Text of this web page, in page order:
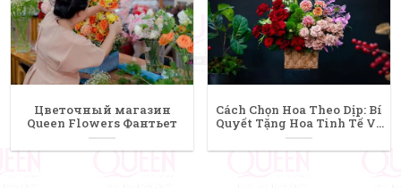
Цветочный магазин
Queen Flowers Фантьет
Cách Chọn Hoa Theo Dịp: Bí
Quyết Tặng Hoa Tinh Tế Và
Ý Nghĩa Nhất